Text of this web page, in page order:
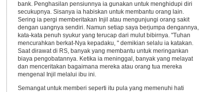
bank. Penghasilan pensiunnya ia gunakan untuk menghidupi diri
secukupnya. Sisanya ia habiskan untuk membantu orang lain.
Sering ia pergi memberitakan Injil atau mengunjungi orang sakit
dengan uangnya sendiri. Namun setiap saya berjumpa dengannya,
kata-kata penuh syukur yang terucap dari mulut bibirnya. "Tuhan
mencurahkan berkat-Nya kepadaku, " demikian selalu ia katakan.
Saat dirawat di RS, banyak yang membantu untuk meringankan
biaya pengobatannya. Ketika ia meninggal, banyak yang melayat
dan menceritakan bagaimana mereka atau orang tua mereka
mengenal Injil melalui ibu ini.
Semangat untuk memberi seperti itu pula yang memenuhi hati